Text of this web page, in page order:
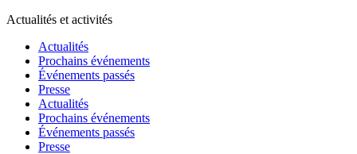
Actualités et activités
Actualités
Prochains événements
Événements passés
Presse
Actualités
Prochains événements
Événements passés
Presse